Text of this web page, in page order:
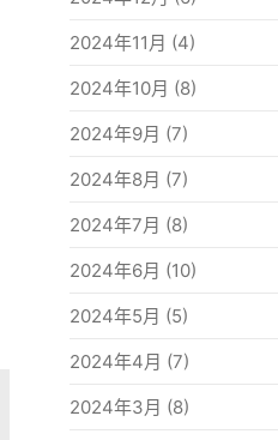
2024年11月 (4)
2024年10月 (8)
2024年9月 (7)
2024年8月 (7)
2024年7月 (8)
2024年6月 (10)
2024年5月 (5)
2024年4月 (7)
2024年3月 (8)